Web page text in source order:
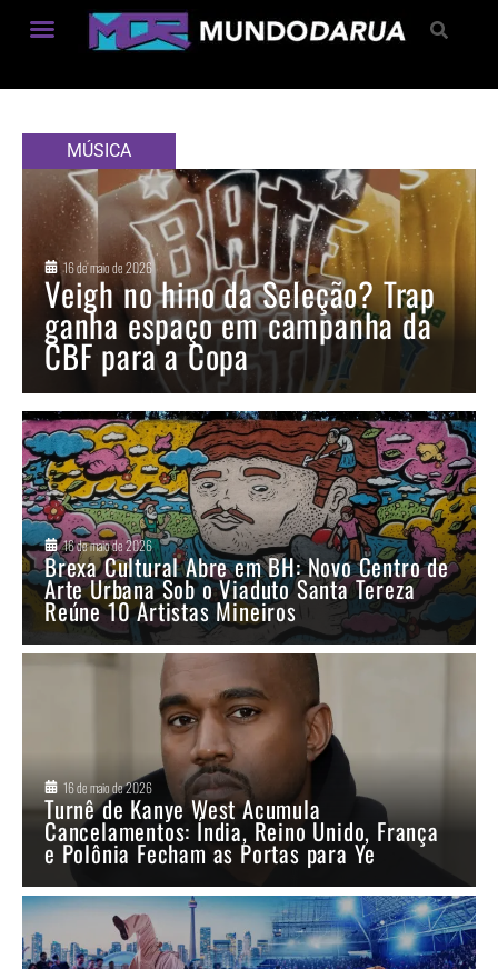
MÚSICA
16 de maio de 2026
Veigh no hino da Seleção? Trap
ganha espaço em campanha da
CBF para a Copa
16 de maio de 2026
Brexa Cultural Abre em BH: Novo Centro de
Arte Urbana Sob o Viaduto Santa Tereza
Reúne 10 Artistas Mineiros
16 de maio de 2026
Turnê de Kanye West Acumula
Cancelamentos: Índia, Reino Unido, França
e Polônia Fecham as Portas para Ye